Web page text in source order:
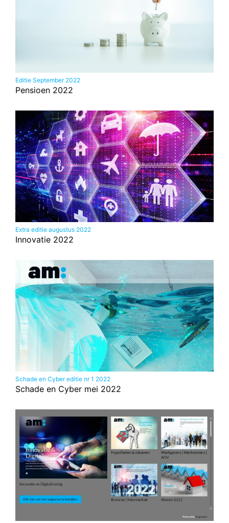
Editie September 2022
Pensioen 2022
Extra editie augustus 2022
Innovatie 2022
Schade en Cyber editie nr 1 2022
Schade en Cyber mei 2022